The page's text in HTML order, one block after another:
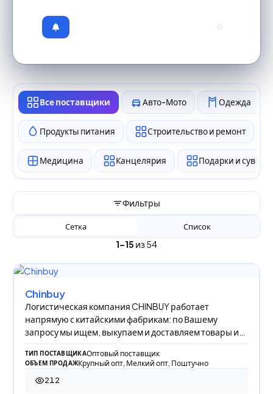
0
Все поставщики Авто-Мото Одежда
Продукты питания Строительство и ремонт
Медицина Канцелярия Подарки и
Фильтры
1–15 из 54
Сетка Список
Chinbuy
Логистическая компания CHINBUY работает
напрямую с китайскими фабрикам: по Вашему
запросу мы ищем, выкупаем и доставляем товары из
Китая в Р
ТИП ПОСТАВЩИКАОптовый поставщик
ОБЪЕМ ПРОДАЖКрупный опт, Мелкий опт, Поштучно
212
212 просмотров